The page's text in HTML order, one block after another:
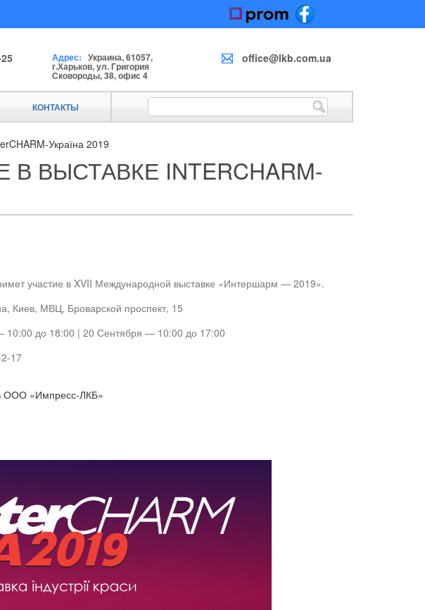
Адрес: Украина, 61057,
г.Харьков, ул. Григория
Сковороды, 38, офис 4
office@lkb.com.ua
КОНТАКТЫ
Україна 2019
ВЫСТАВКЕ INTERCHARM-
участие в XVII Международной выставке «Интершарм — 2019».
Киев, МВЦ, Броварской проспект, 15
10:00 до 18:00 | 20 Сентября — 10:00 до 17:00
17
ООО «Импресс-ЛКБ»